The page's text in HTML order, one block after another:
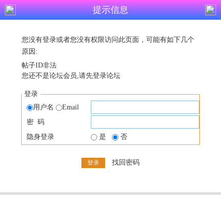
提示信息
您没有登录或者您没有权限访问此页面，可能有如下几个
原因:
帖子ID非法
您还不是论坛会员,请先登录论坛
登录
用户名
Email
密 码
隐身登录
是 否
找回密码